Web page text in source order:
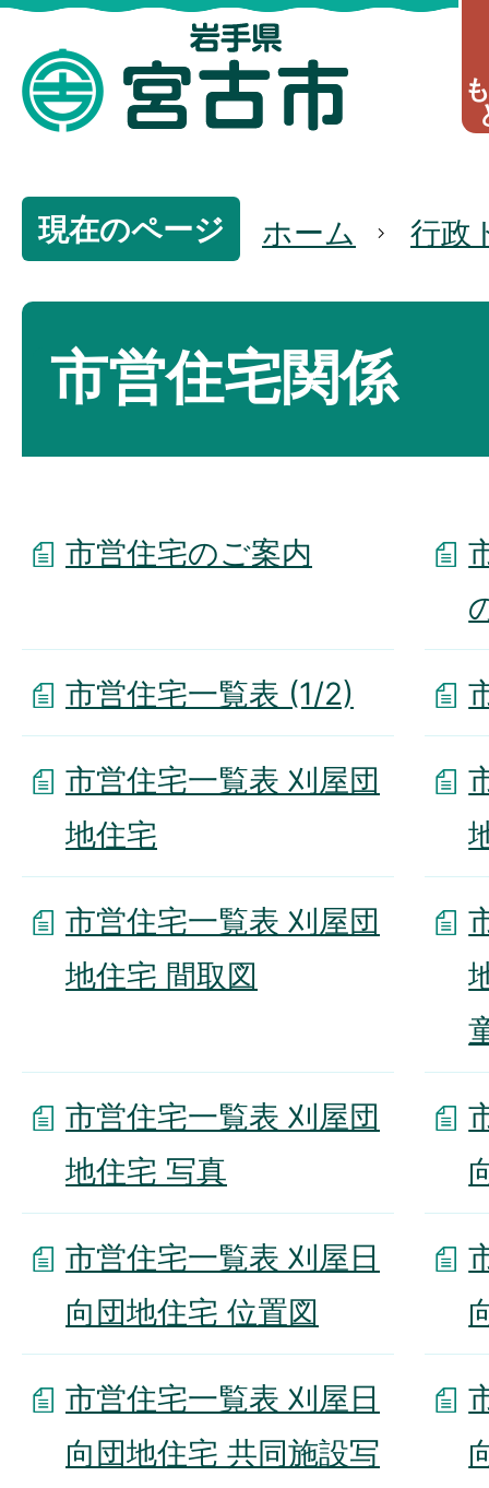
現在のページ ホーム 行政
市営住宅関係
市営住宅のご案内
市営住宅一覧表 (1/2)
市営住宅一覧表 刈屋団
地住宅
市営住宅一覧表 刈屋団
地住宅 間取図
市営住宅一覧表 刈屋団
地住宅 写真
市営住宅一覧表 刈屋日
向団地住宅 位置図
市営住宅一覧表 刈屋日
向団地住宅 共同施設写